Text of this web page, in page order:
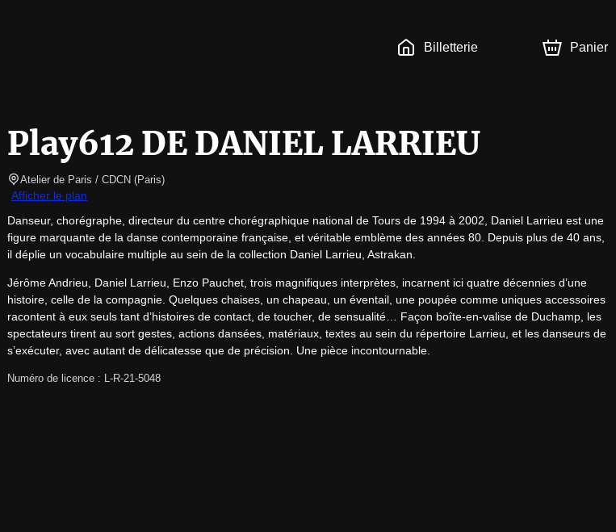
Billetterie Panier
Play612 DE DANIEL LARRIEU
Atelier de Paris / CDCN (Paris)
Afficher le plan
Danseur, chorégraphe, directeur du centre chorégraphique national de Tours de 1994 à 2002, Daniel Larrieu est une
figure marquante de la danse contemporaine française, et véritable emblème des années 80. Depuis plus de 40 ans,
il déplie un vocabulaire multiple au sein de la collection Daniel Larrieu, Astrakan.
Jérôme Andrieu, Daniel Larrieu, Enzo Pauchet, trois magnifiques interprètes, incarnent ici quatre décennies d’une
histoire, celle de la compagnie. Quelques chaises, un chapeau, un éventail, une poupée comme uniques accessoires
racontent à eux seuls tant d’histoires de contact, de toucher, de sensualité… Façon boîte-en-valise de Duchamp, les
spectateurs tirent au sort gestes, actions dansées, matériaux, textes au sein du répertoire Larrieu, et les danseurs de
s’exécuter, avec autant de délicatesse que de précision. Une pièce incontournable.
Numéro de licence : L-R-21-5048